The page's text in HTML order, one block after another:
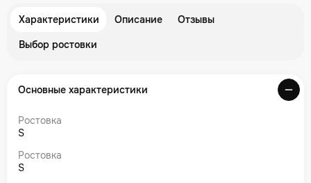
Характеристики Описание
Отзывы
Выбор ростовки
Основные характеристики
Ростовка
S
Ростовка
S